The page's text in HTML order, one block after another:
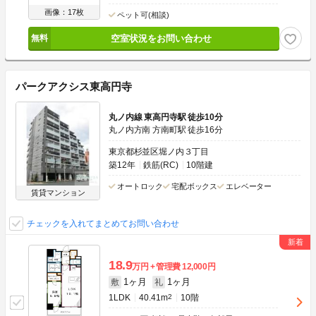
画像：17枚 ペット可(相談)
空室状況をお問い合わせ
パークアクシス東高円寺
賃貸マンション
丸ノ内線 東高円寺駅 徒歩10分
丸ノ内方南 方南町駅 徒歩16分
東京都杉並区堀ノ内３丁目
築12年
鉄筋(RC) 10階建
オートロック 宅配ボックス エレベーター
チェックを入れてまとめてお問い合わせ
18.9万円 管理費12,000円
敷 1ヶ月 礼 1ヶ月
1LDK 40.41m2 10階